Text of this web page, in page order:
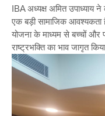
IBA अध्यक्ष अमित उपाध्याय
एक बड़ी सामाजिक आवश्यकता
योजना के माध्यम से बच्चों और
राष्ट्रभक्ति का भाव जागृत